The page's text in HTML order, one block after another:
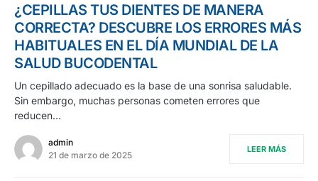
¿CEPILLAS TUS DIENTES DE MANERA
CORRECTA? DESCUBRE LOS ERRORES MÁS
HABITUALES EN EL DÍA MUNDIAL DE LA
SALUD BUCODENTAL
Un cepillado adecuado es la base de una sonrisa saludable.
Sin embargo, muchas personas cometen errores que
reducen…
admin
21 de marzo de 2025
LEER MÁS